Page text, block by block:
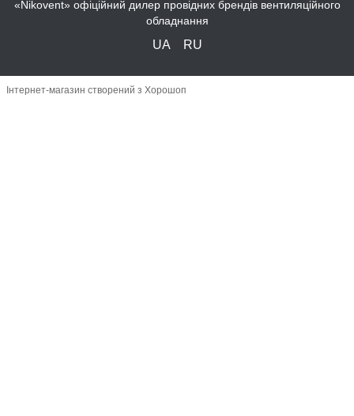
«Nikovent» офіційний дилер провідних брендів вентиляційного
обладнання
UA RU
Інтернет-магазин створений з Хорошоп